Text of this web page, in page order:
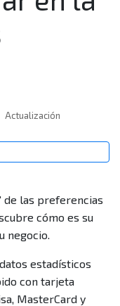
si tengo el
Mis
el reporte, ¿por
de un punto
el reporte de
¿Cuándo uso cada
de todos mis
tarjetas?
Actualización
de las preferencias
cómo es su
negocio.
estadísticos
con tarjeta
MasterCard y